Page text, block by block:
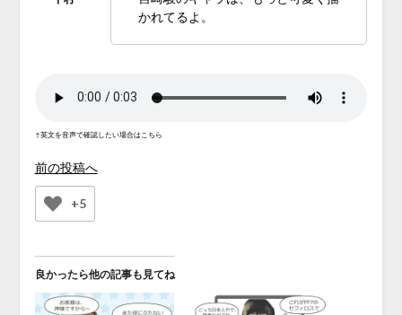
かれてるよ。
↑英文を音声で確認したい場合はこちら
前の投稿へ
+5
良かったら他の記事も見てね